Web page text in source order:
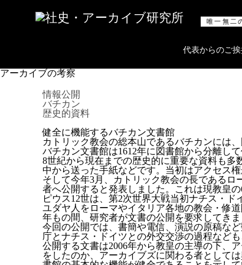
唯一無二
代表からのご
お役立ちリンク集
ニュースリリース
アーカイブ
アーカイブとは何か
アーカイブの意義
アーカイブの考察
アーキビストの紹介
アーカイブの活用
アーカイブの考察
情報公開
バチカン
歴史的資料
健全に機能するバチカン文書館
カトリック教会の総本山であるバチカンには
バチカン文書館は1612年に図書館から分離し
8世紀から現在までの歴史的に重要な資料も
中から送った手紙などです。当初はアクセス
そして今年3月、カトリック教会の長であるロ
者へ公開すると発表しました。これは現教皇
ピウス12世は、第2次世界大戦当初ナチス・
ユダヤ人をローマやイタリア各地の教会・修
年もの間、研究者が文書の公開を要求してき
今回の公開では、書簡や電信、演説の原稿な
庁とナチス・ドイツとの外交交渉の過程など
公開する文書は2006年から教皇の主導の下、
をしたのか、アーカイブズに関わる者として